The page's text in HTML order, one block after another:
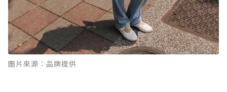
圖片來源：品牌提供